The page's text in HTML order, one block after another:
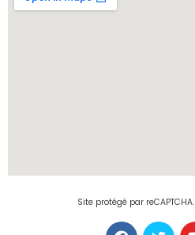
Site protégé par reCAPTCHA.